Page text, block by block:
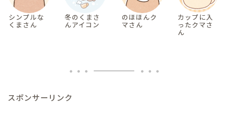
シンプルな
くまさん
冬のくまさ
んアイコン
のほほんク
マさん
カップに入
ったクマさ
ん
スポンサーリンク